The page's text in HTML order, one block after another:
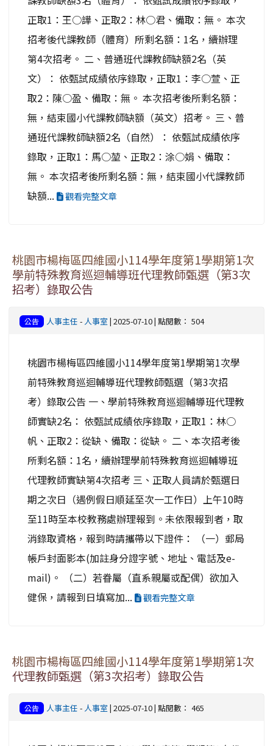
正取1：王○譁、正取2：林○君、備取：無。 本次
招考後代課教師（體育）所剩名額：1名，續辦理
第4次招考。 二、普通班代課教師缺額2名（英
文）： 依甄試成績依序錄取，正取1：李○萱、正
取2：陳○盈、備取：無。 本次招考後所剩名額：
無，結束國小代課教師缺額（英文）招考。 三、普
通班代課教師缺額2名（自然）： 依甄試成績依序
錄取，正取1：馬○堃、正取2：涂○娟、備取：
無。 本次招考後所剩名額：無，結束國小代課教師
缺額...
觀看完整文章
桃園市楊梅區四維國小114學年度第1學期第1次
學前特殊教育巡迴輔導班代理教師甄選（第3次
招考）錄取公告
公告 人事主任 - 人事室 | 2025-07-10 | 點閱數： 504
桃園市楊梅區四維國小114學年度第1學期第1次學
前特殊教育巡迴輔導班代理教師甄選（第3次招
考）錄取公告 一、學前特殊教育巡迴輔導班代理教
師實缺2名： 依甄試成績依序錄取，正取1：林○
帆、正取2：從缺、備取：從缺。 二、本次招考後
所剩名額：1名，續辦理學前特殊教育巡迴輔導班
代理教師實缺第4次招考 三、正取人員請於甄選日
期之次日（遇例假日順延至次一工作日）上午10時
至11時至本校教務處辦理報到。未依限報到者，取
消錄取資格，報到時請攜帶以下證件： （一）郵局
帳戶封面影本(加註身分證字號、地址、電話及e-
mail)。 （二）若眷屬（直系親屬或配偶）欲加入
健保，請報到日填寫加...
觀看完整文章
桃園市楊梅區四維國小114學年度第1學期第1次
代理教師甄選（第3次招考）錄取公告
公告 人事主任 - 人事室 | 2025-07-10 | 點閱數： 465